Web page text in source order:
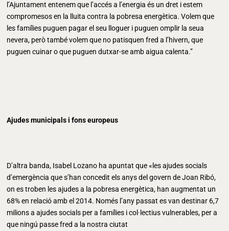
l’Ajuntament entenem que l’accés a l’energia és un dret i estem
compromesos en la lluita contra la pobresa energètica. Volem que
les famílies puguen pagar el seu lloguer i puguen omplir la seua
nevera, però també volem que no patisquen fred a l’hivern, que
puguen cuinar o que puguen dutxar-se amb aigua calenta.”
Ajudes municipals i fons europeus
D’altra banda, Isabel Lozano ha apuntat que «les ajudes socials
d’emergència que s’han concedit els anys del govern de Joan Ribó,
on es troben les ajudes a la pobresa energètica, han augmentat un
68% en relació amb el 2014. Només l’any passat es van destinar 6,7
milions a ajudes socials per a famílies i col·lectius vulnerables, per a
que ningú passe fred a la nostra ciutat